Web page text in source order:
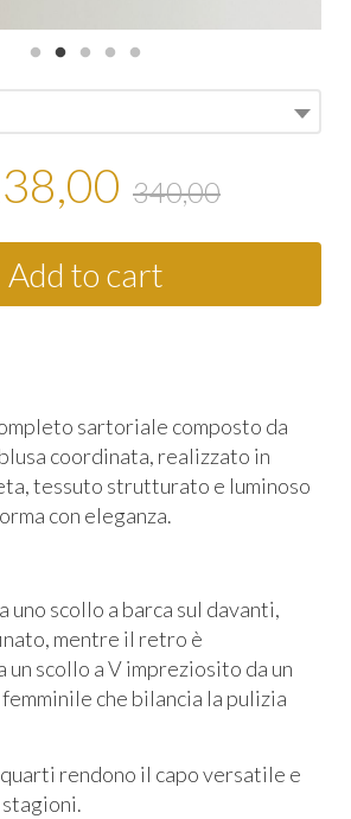
340,00
Add to cart
sartoriale composto da
coordinata, realizzato in
tessuto strutturato e luminoso
con eleganza.
uno scollo a barca sul davanti,
mentre il retro è
scollo a V impreziosito da un
che bilancia la pulizia
rendono il capo versatile e